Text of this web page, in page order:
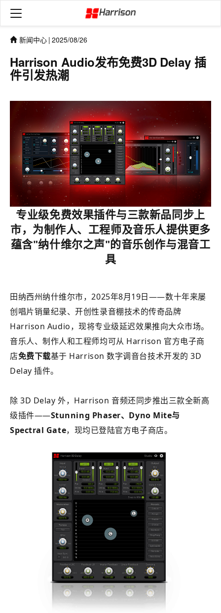
新闻中心 | 2025/08/26
Harrison Audio发布免费3D Delay 插
件引发热潮
专业级免费效果插件与三款新品同步上
市， 为制作人、工程师及音乐人提供更多
蕴含"纳什维尔之声"的音乐创作与混音工
具
田纳西州纳什维尔市，2025年8月19日——数十年来屡
创唱片销量纪录、开创性录音棚技术的传奇品牌
Harrison Audio，现将专业级延迟效果推向大众市场。
音乐人、制作人和工程师均可从 Harrison 官方电子商
店免费下载基于 Harrison 数字调音台技术开发的 3D
Delay 插件。
除 3D Delay 外，Harrison 音频还同步推出三款全新高
级插件——Stunning Phaser、Dyno Mite与
Spectral Gate，现均已登陆官方电子商店。